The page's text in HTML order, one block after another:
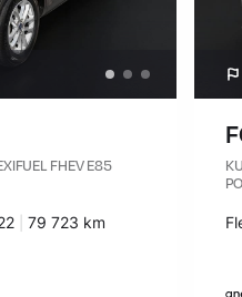
FHEV E85
:
Kilomètres :
79 723 km